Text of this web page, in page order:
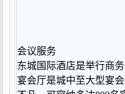
会议服务
东城国际酒店是举行商
宴会厅是城中至大型宴